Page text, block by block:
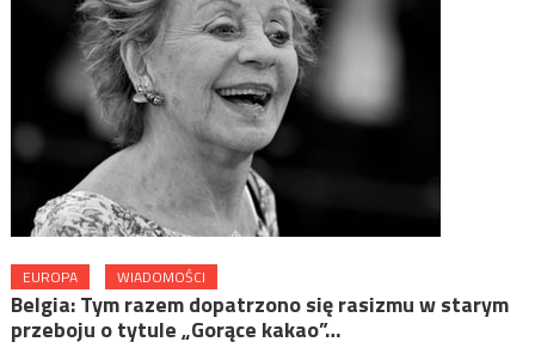
EUROPA WIADOMOŚCI
Belgia: Tym razem dopatrzono się rasizmu w starym
przeboju o tytule „Gorące kakao”…